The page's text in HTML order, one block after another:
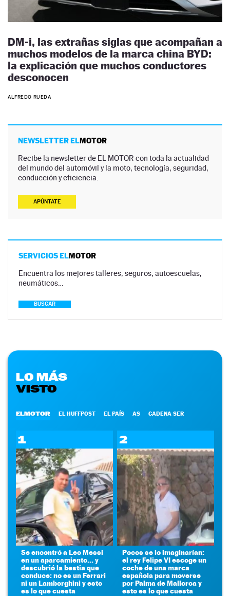
DM-i, las extrañas siglas que acompañan a
muchos modelos de la marca china BYD:
la explicación que muchos conductores
desconocen
ALFREDO RUEDA
NEWSLETTER ELMOTOR
Recibe la newsletter de EL MOTOR con toda la actualidad
del mundo del automóvil y la moto, tecnología, seguridad,
conducción y eficiencia.
APÚNTATE
SERVICIOS ELMOTOR
Encuentra los mejores talleres, seguros, autoescuelas,
neumáticos…
BUSCAR
LO MÁS
VISTO
ELMOTOR EL HUFFPOST EL PAÍS AS CADENA SER
1
Se encontró a Leo Messi
en un aparcamiento... y
descubrió la bestia que
conduce: no es un Ferrari
ni un Lamborghini y esto
es lo que cuesta
2
Pocos se lo imaginarían:
el rey Felipe VI escoge un
coche de una marca
española para moverse
por Palma de Mallorca y
esto es lo que cuesta